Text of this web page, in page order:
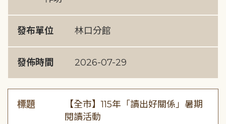
發布單位 林口分館
發佈時間 2026-07-29
標題
【全市】115年「讀出好關係」暑期
閱讀活動